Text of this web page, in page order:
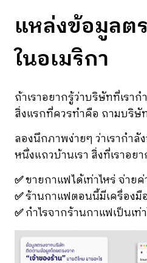
แหล่งข้อมูลต
ในอเมริกา
ถ้าเราอยากรู้ว่าบริษัทที่เรา
สิ่งแรกที่ควรทำคือ ถามบริษั
ลองนึกภาพง่ายๆ ว่าเรากำ
หนึ่งแถวบ้านเรา สิ่งที่เราอย
✅ขายกาแฟได้เท่าไหร่ จ่ายค่
✅ร้านกาแฟตอนนี้มีเครื่องมื
✅กำไรจากร้านกาแฟเป็นเท่